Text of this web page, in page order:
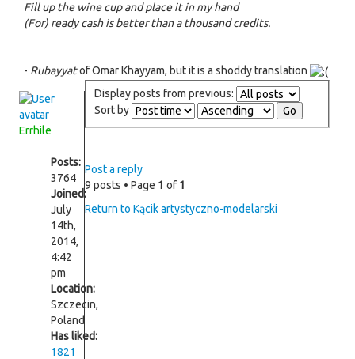
Fill up the wine cup and place it in my hand
(For) ready cash is better than a thousand credits.
- Rubayyatof Omar Khayyam, but it is a shoddy translation
Errhile
Posts:
3764
Joined:
July
14th,
2014,
4:42
pm
Location:
Szczecin,
Poland
Has liked:
1821
Display posts from previous:
Sort by
Post a reply
9 posts • Page 1 of 1
Return to Kącik artystyczno-modelarski